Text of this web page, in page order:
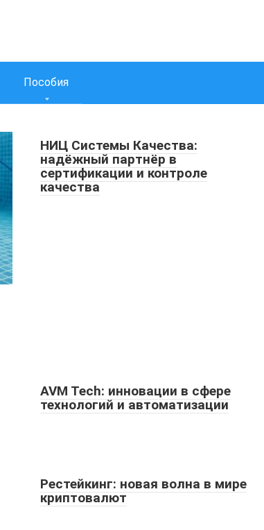
Пособия
НИЦ Системы Качества:
надёжный партнёр в
сертификации и контроле
качества
AVM Tech: инновации в сфере
технологий и автоматизации
Рестейкинг: новая волна в мире
криптовалют